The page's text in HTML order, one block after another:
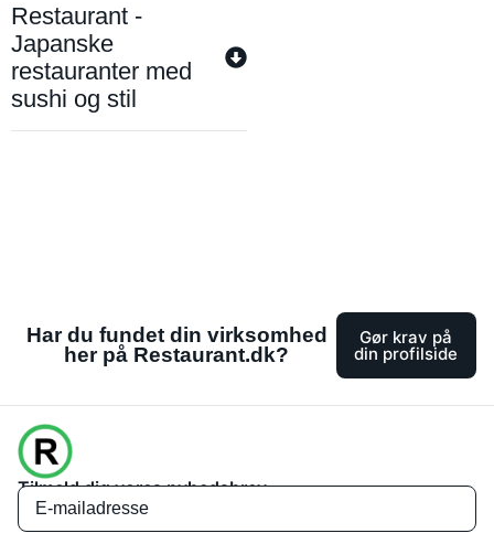
Restaurant -
Japanske
restauranter med
sushi og stil
Har du fundet din virksomhed
her på Restaurant.dk?
Gør krav på
din profilside
Tilmeld dig vores nyhedsbrev